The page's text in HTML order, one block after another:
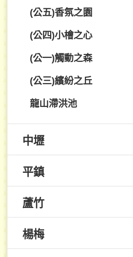
(公五)香氛之園
(公四)小檜之心
(公一)觸動之森
(公三)繽紛之丘
龍山滯洪池
中壢
平鎮
蘆竹
楊梅